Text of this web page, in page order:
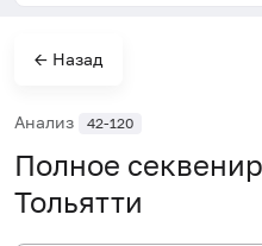
← Назад
Анализ 42-120
Полное
Тольятти